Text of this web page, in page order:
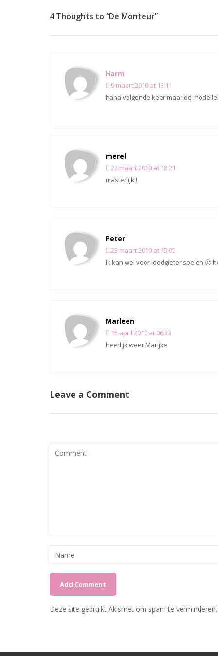
4 Thoughts to “De Monteur”
Harm
9 maart 2010 at 13:11
haha volgende keer maar de
merel
22 maart 2010 at 18:21
masterlijk!!
Peter
23 maart 2010 at 15:05
Ik kan wel voor loodgieter spelen 🙂
Marleen
15 april 2010 at 06:33
heerlijk weer Marijke
Leave a Comment
Deze site gebruikt Akismet om spam te verminderen.